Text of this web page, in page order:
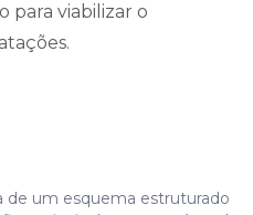
para viabilizar o
de um esquema estruturado